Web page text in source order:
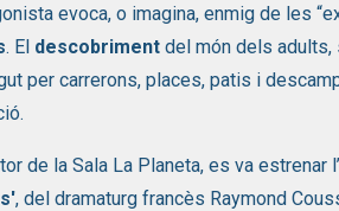
evoca, o imagina, enmig de les
. El descobriment del món dels adults,
per carrerons, places, patis i
de la Sala La Planeta, es va estrenar
, del dramaturg francès Raymond